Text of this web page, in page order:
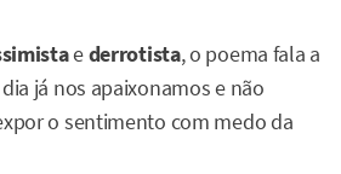
ederrotista, o poema fala a
já nos apaixonamos e não
o sentimento com medo da